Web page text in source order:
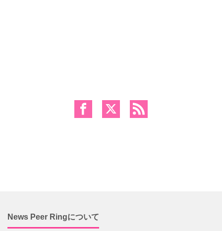
News Peer Ringについて